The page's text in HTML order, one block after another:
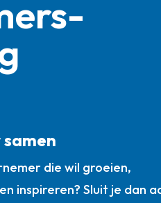
die wil groeien,
inspireren? Sluit je dan